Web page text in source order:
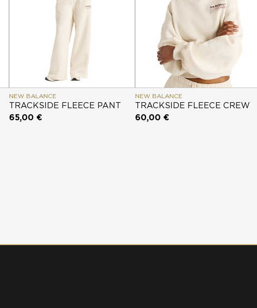
NEW BALANCE
TRACKSIDE FLEECE PANT
65,00 €
NEW BALANCE
TRACKSIDE FLEECE CREW
60,00 €